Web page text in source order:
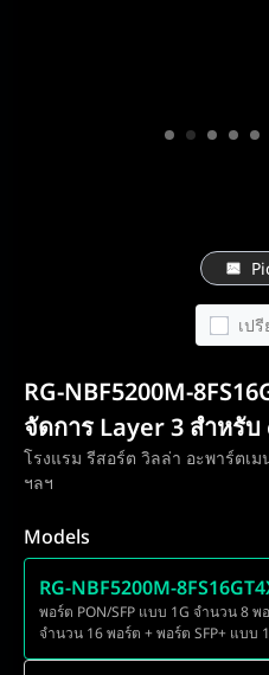
เป
RG-NBF5200M-
จัดการ Layer 3 สำหรั
โรงแรม รีสอร์ต วิลล่า อะพาร์ตเ
ฯลฯ
Models
RG-NBF5200M-
พอร์ต PON/SFP แบบ 1G จำนวน 8 พ
จำนวน 16 พอร์ต + พอร์ต SFP+ แบบ